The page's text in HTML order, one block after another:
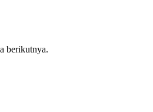
berikutnya.